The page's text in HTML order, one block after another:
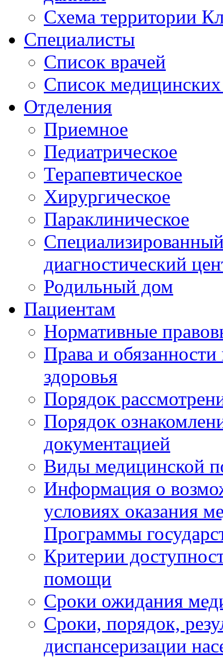
Схема территории
Специалисты
Список врачей
Список медицинских
Отделения
Приемное
Педиатрическое
Терапевтическое
Хирургическое
Параклиническое
диагностический
Родильный дом
Пациентам
Нормативные
Права и
здоровья
Порядок
Порядок
документацией
Виды медицинской
Информация о
условиях оказания
Программы
Критерии
помощи
Сроки ожидания
Сроки, порядок,
диспансеризации